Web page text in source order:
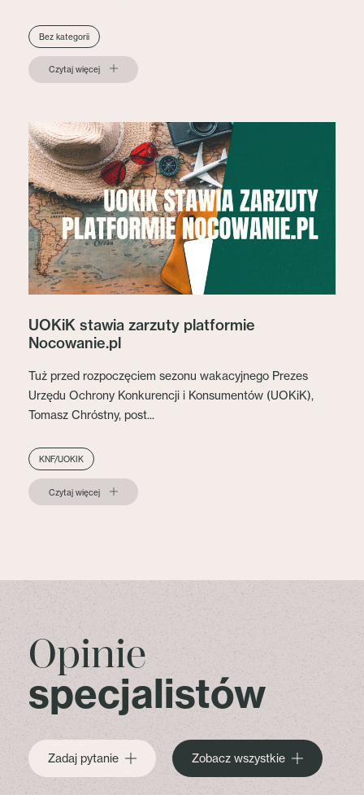
Bez kategorii
Czytaj więcej
UOKiK stawia zarzuty platformie
Nocowanie.pl
Tuż przed rozpoczęciem sezonu wakacyjnego Prezes
Urzędu Ochrony Konkurencji i Konsumentów (UOKiK),
Tomasz Chróstny, post...
KNF/UOKIK
Czytaj więcej
Opinie
specjalistów
Zadaj pytanie Zobacz wszystkie